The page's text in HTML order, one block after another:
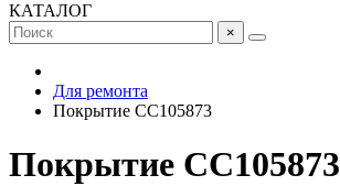
КАТАЛОГ
×
Для ремонта
Покрытие CC105873
Покрытие CC105873